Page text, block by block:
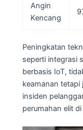
Angin
Kencang
Peningkatan
seperti integrasi
berbasis IoT,
keamanan tetapi
insiden
perumahan elit di